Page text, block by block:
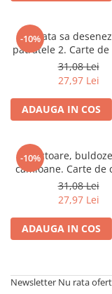
Religie
Crestinism
ScienceConnection
SelfHealing
Sanatate
Gastronomik
Masaj
MedConnect
Medicina Pentru Toti
-10%
Invata sa
patratele 2. Carte
31,08 Lei
27,97 Lei
ADAUGA IN COS
-10%
Tractoare,
camioane. Carte de
31,08 Lei
27,97 Lei
ADAUGA IN COS
Newsletter Nu rata